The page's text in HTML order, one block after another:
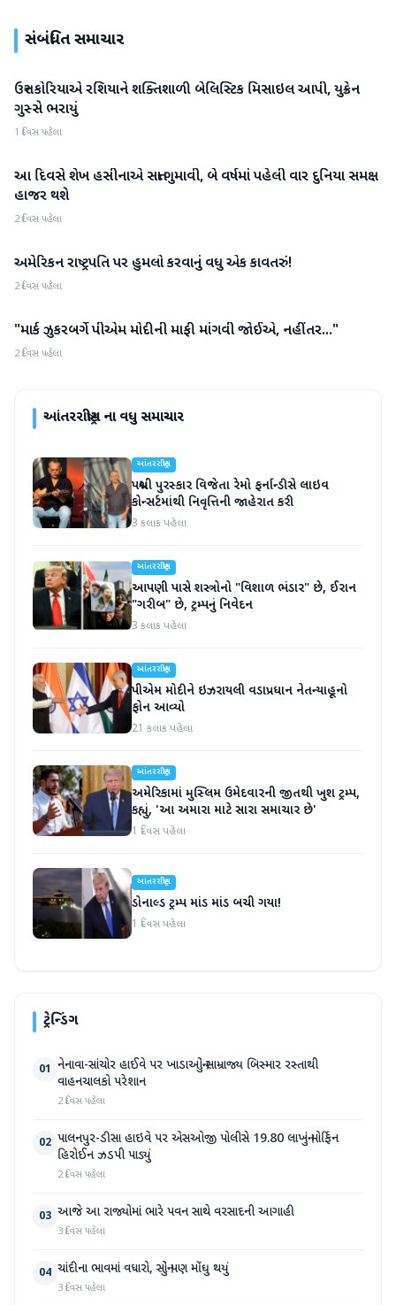
સંબંધિત સમાચાર
આંતરરાષ્ટ્રીય
ઉત્તર કોરિયાએ રશિયાને શક્તિશાળી બેલિસ્ટિક મિસાઇલ આપી, યુક્રેન
ગુસ્સે ભરાયું
1 દિવસ પહેલા
આંતરરાષ્ટ્રીય
આ દિવસે શેખ હસીનાએ સત્તા ગુમાવી, બે વર્ષમાં પહેલી વાર દુનિયા સમક્ષ
હાજર થશે
2 દિવસ પહેલા
આંતરરાષ્ટ્રીય
અમેરિકન રાષ્ટ્રપતિ પર હુમલો કરવાનું વધુ એક કાવતરું!
2 દિવસ પહેલા
આંતરરાષ્ટ્રીય
"માર્ક ઝુકરબર્ગે પીએમ મોદીની માફી માંગવી જોઈએ, નહીંતર..."
2 દિવસ પહેલા
આંતરરાષ્ટ્રીયના વધુ સમાચાર
આંતરરાષ્ટ્રીય
પદ્મશ્રી પુરસ્કાર વિજેતા રેમો ફર્નાન્ડીસે લાઇવ
કોન્સર્ટમાંથી નિવૃત્તિની જાહેરાત કરી
3 કલાક પહેલા
આંતરરાષ્ટ્રીય
આપણી પાસે શસ્ત્રોનો "વિશાળ ભંડાર" છે, ઈરાન
"ગરીબ" છે, ટ્રમ્પનું નિવેદન
3 કલાક પહેલા
આંતરરાષ્ટ્રીય
પીએમ મોદીને ઇઝરાયલી વડાપ્રધાન નેતન્યાહૂનો
ફોન આવ્યો
21 કલાક પહેલા
આંતરરાષ્ટ્રીય
અમેરિકામાં મુસ્લિમ ઉમેદવારની જીતથી ખુશ ટ્રમ્પ,
કહ્યું, 'આ અમારા માટે સારા સમાચાર છે'
1 દિવસ પહેલા
આંતરરાષ્ટ્રીય
ડોનાલ્ડ ટ્રમ્પ માંડ માંડ બચી ગયા!
1 દિવસ પહેલા
ટ્રેન્ડિંગ
01 નેનાવા-સાંચોર હાઈવે પર ખાડાઓનું સામ્રાજ્ય બિસ્માર રસ્તાથી
વાહનચાલકો પરેશાન
2 દિવસ પહેલા
02 પાલનપુર-ડીસા હાઇવે પર એસઓજી પોલીસે 19.80 લાખનું મોર્ફિન
હિરોઈન ઝડપી પાડ્યું
2 દિવસ પહેલા
03 આજે આ રાજ્યોમાં ભારે પવન સાથે વરસાદની આગાહી
3 દિવસ પહેલા
04 ચાંદીના ભાવમાં વધારો, સોનું પણ મોંઘુ થયું
3 દિવસ પહેલા